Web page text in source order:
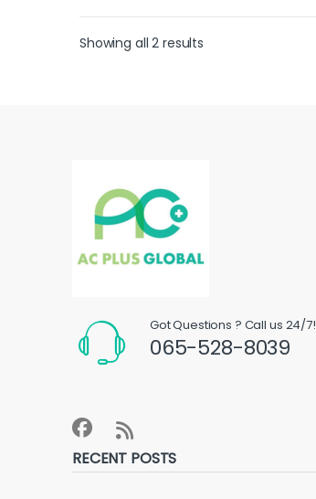
Showing all 2 results
Got Questions ? Call us 24/7!
065-528-8039
RECENT POSTS